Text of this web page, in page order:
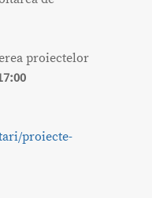
proiectelor
proiecte-